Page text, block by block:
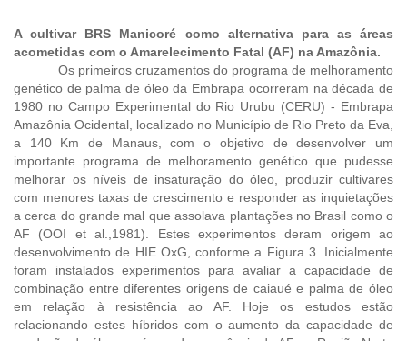
A cultivar BRS Manicoré como alternativa para as áreas
acometidas com o Amarelecimento Fatal (AF) na Amazônia.
Os primeiros cruzamentos do programa de melhoramento
genético de palma de óleo da Embrapa ocorreram na década de
1980 no Campo Experimental do Rio Urubu (CERU) - Embrapa
Amazônia Ocidental, localizado no Município de Rio Preto da Eva,
a 140 Km de Manaus, com o objetivo de desenvolver um
importante programa de melhoramento genético que pudesse
melhorar os níveis de insaturação do óleo, produzir cultivares
com menores taxas de crescimento e responder as inquietações
a cerca do grande mal que assolava plantações no Brasil como o
AF (OOI et al.,1981). Estes experimentos deram origem ao
desenvolvimento de HIE OxG, conforme a Figura 3. Inicialmente
foram instalados experimentos para avaliar a capacidade de
combinação entre diferentes origens de caiaué e palma de óleo
em relação à resistência ao AF. Hoje os estudos estão
relacionando estes híbridos com o aumento da capacidade de